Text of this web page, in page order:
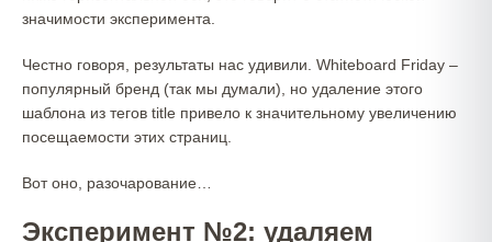
значимости эксперимента.
Честно говоря, результаты нас удивили. Whiteboard Friday –
популярный бренд (так мы думали), но удаление этого
шаблона из тегов title привело к значительному увеличению
посещаемости этих страниц.
Вот оно, разочарование…
Эксперимент №2: удаляем